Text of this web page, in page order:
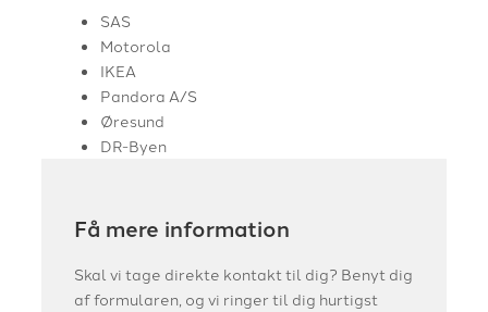
SAS
Motorola
IKEA
Pandora A/S
Øresund
DR-Byen
Få mere information
Skal vi tage direkte kontakt til dig? Benyt dig
af formularen, og vi ringer til dig hurtigst